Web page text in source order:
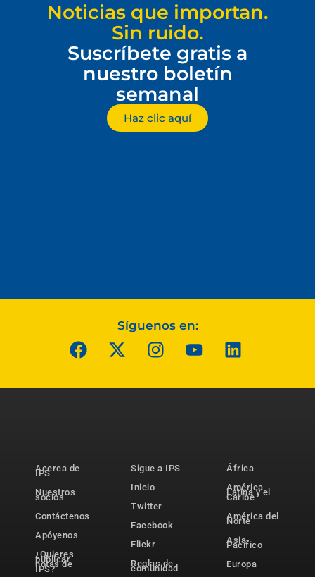
Noticias que importan.
Sin ruido.
Suscríbete gratis a
nuestro boletín
semanal
Haz clic aquí
Síguenos en:
Acerca de
IPS
Nuestros
socios
Contáctenos
Apóyenos
¿Quieres
publicar
notas de
IPS?
Sigue a IPS
Inicio
Twitter
Facebook
Flickr
Reglas de
comunidad
África
América
Latina y el
Caribe
América del
Norte
Asia-
Pacífico
Europa